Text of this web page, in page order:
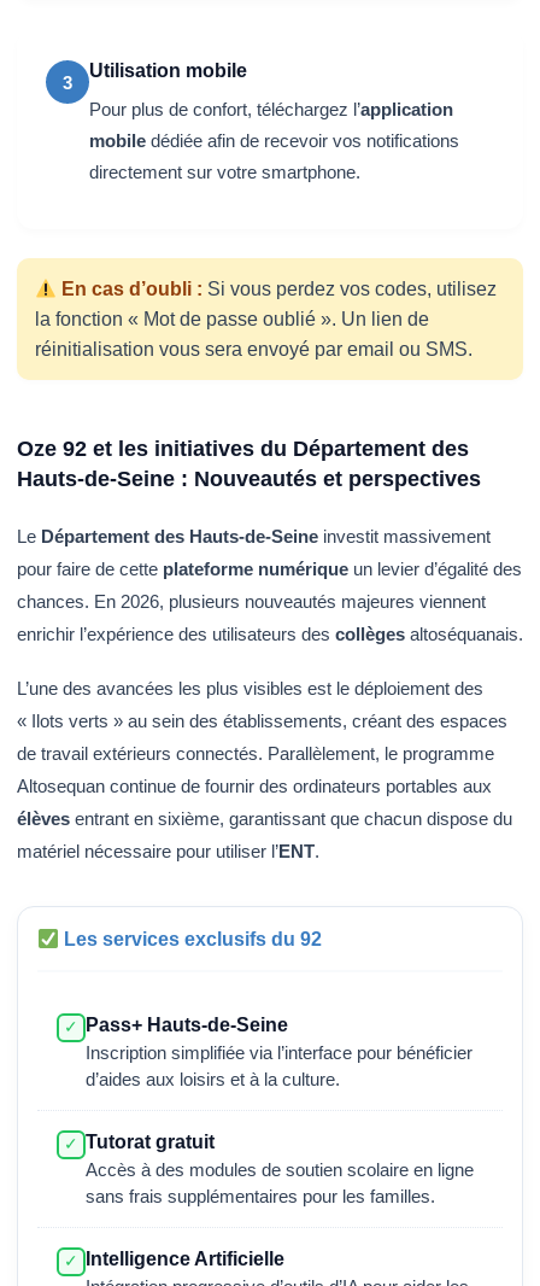
3
Utilisation mobile
Pour plus de confort, téléchargez l’application
mobile dédiée afin de recevoir vos notifications
directement sur votre smartphone.
En cas d’oubli : Si vous perdez vos codes, utilisez
la fonction « Mot de passe oublié ». Un lien de
réinitialisation vous sera envoyé par email ou SMS.
Oze 92 et les initiatives du Département des
Hauts-de-Seine : Nouveautés et perspectives
Le Département des Hauts-de-Seine investit massivement
pour faire de cette plateforme numérique un levier d’égalité des
chances. En 2026, plusieurs nouveautés majeures viennent
enrichir l’expérience des utilisateurs des collèges altoséquanais.
L’une des avancées les plus visibles est le déploiement des
« Ilots verts » au sein des établissements, créant des espaces
de travail extérieurs connectés. Parallèlement, le programme
Altosequan continue de fournir des ordinateurs portables aux
élèves entrant en sixième, garantissant que chacun dispose du
matériel nécessaire pour utiliser l’ENT.
Les services exclusifs du 92
✓
Pass+ Hauts-de-Seine
Inscription simplifiée via l’interface pour bénéficier
d’aides aux loisirs et à la culture.
✓ Tutorat gratuit
Accès à des modules de soutien scolaire en ligne
sans frais supplémentaires pour les familles.
✓
Intelligence Artificielle